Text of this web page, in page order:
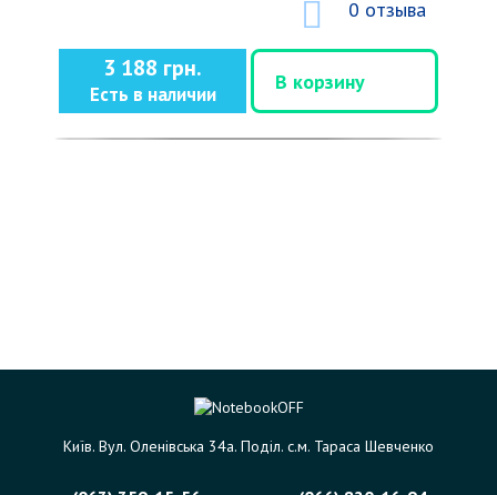
0 отзыва
3 188 грн.
Есть в наличии
В корзину
Київ. Вул. Оленівська 34а. Поділ. с.м. Тараса Шевченко